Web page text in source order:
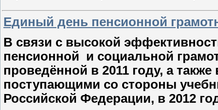
Единый день пенсионной
В связи с высокой
пенсионной и социальной
проведённой в 2011 году, а
поступающими со стороны
Российской Федерации, в 2012